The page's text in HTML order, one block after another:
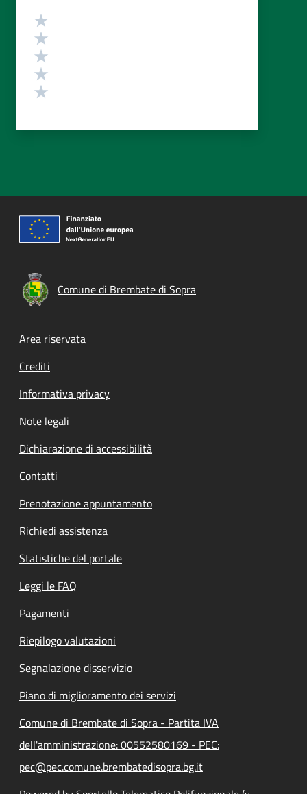
Valutazione
Comune di Brembate di Sopra
Footer menu
Area riservata
Crediti
Informativa privacy
Note legali
Dichiarazione di accessibilità
Contatti
Prenotazione appuntamento
Richiedi assistenza
Statistiche del portale
Leggi le FAQ
Pagamenti
Riepilogo valutazioni
Segnalazione disservizio
Piano di miglioramento dei servizi
Comune di Brembate di Sopra - Partita IVA
dell'amministrazione: 00552580169 - PEC:
pec@pec.comune.brembatedisopra.bg.it